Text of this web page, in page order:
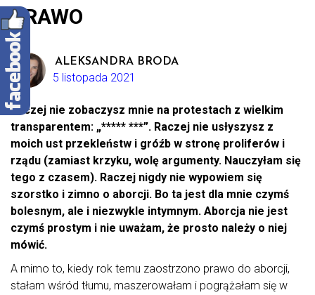
PRAWO
ALEKSANDRA BRODA
5 listopada 2021
Raczej nie zobaczysz mnie na protestach z wielkim
transparentem: „***** ***”. Raczej nie usłyszysz z
moich ust przekleństw i gróźb w stronę proliferów i
rządu (zamiast krzyku, wolę argumenty. Nauczyłam się
tego z czasem). Raczej nigdy nie wypowiem się
szorstko i zimno o aborcji. Bo ta jest dla mnie czymś
bolesnym, ale i niezwykle intymnym. Aborcja nie jest
czymś prostym i nie uważam, że prosto należy o niej
mówić.
A mimo to, kiedy rok temu zaostrzono prawo do aborcji,
stałam wśród tłumu, maszerowałam i pogrążałam się w